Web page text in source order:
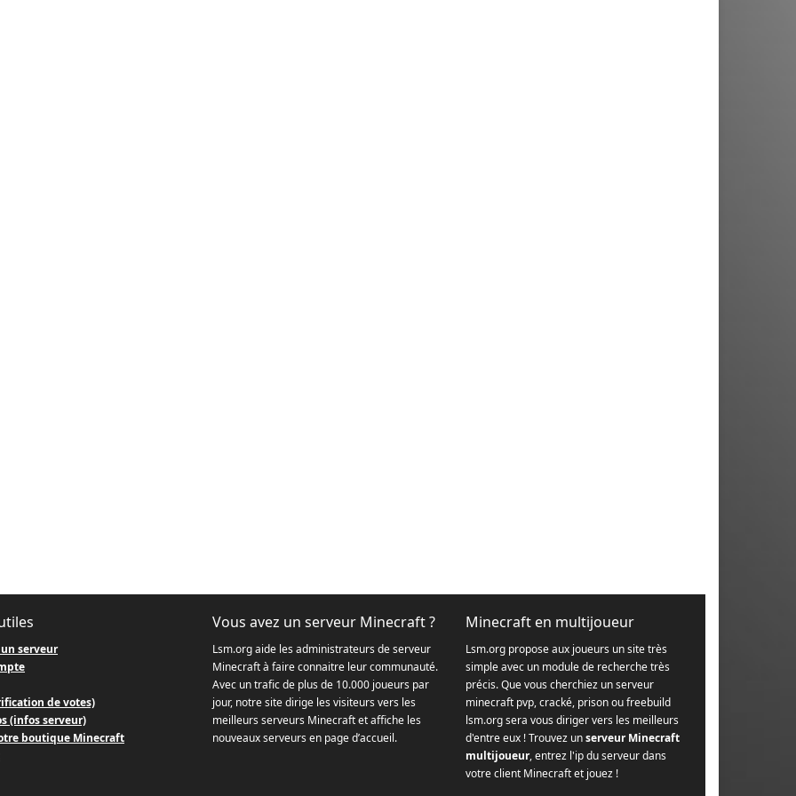
serveur
de votes)
(infos serveur)
boutique Minecraft
Vous avez un serveur Minecraft ?
Lsm.org aide les administrateurs de serveur
Minecraft à faire connaitre leur communauté.
Avec un trafic de plus de 10.000 joueurs par
jour, notre site dirige les visiteurs vers les
meilleurs serveurs Minecraft et affiche les
nouveaux serveurs en page d’accueil.
Minecraft en multijoueur
Lsm.org propose aux joueurs un site très
simple avec un module de recherche très
précis. Que vous cherchiez un serveur
minecraft pvp, cracké, prison ou freebuild
lsm.org sera vous diriger vers les meilleurs
d'entre eux ! Trouvez unserveur Minecraft
multijoueur, entrez l'ip du serveur dans
votre client Minecraft et jouez !